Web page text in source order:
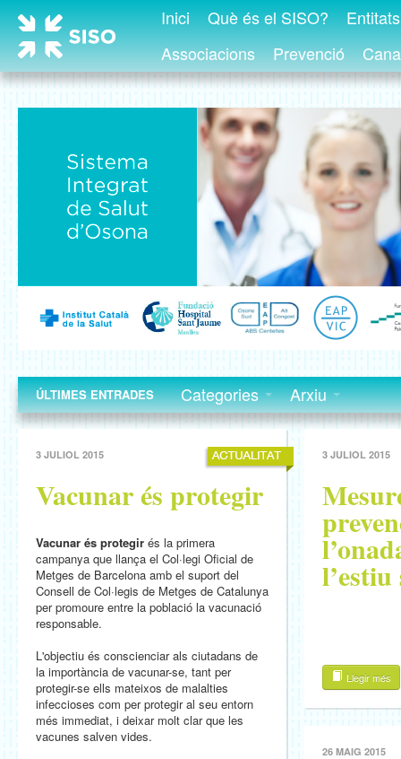
Inici Què és el SISO?
Associacions
Prevenció
ÚLTIMES ENTRADES Categories Arxiu
3 JULIOL 2015
Vacunar és protegir
Vacunar és protegir és la primera
campanya que llança el Col·legi Oficial de
Metges de Barcelona amb el suport del
Consell de Col·legis de Metges de Catalunya
per promoure entre la població la vacunació
responsable.
L'objectiu és conscienciar als ciutadans de
la importància de vacunar-se, tant per
protegir-se ells mateixos de malalties
infeccioses com per protegir al seu entorn
més immediat, i deixar molt clar que les
vacunes salven vides.
3 JULIOL 2015
Llegir més
26 MAIG 2015